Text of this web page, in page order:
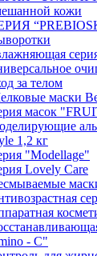
кожи
за телом
маски
масок
1,2 кг
"Modellage"
Lovely Care
- C"